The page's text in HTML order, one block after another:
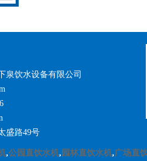
泉饮水设备有限公司
盛路49号
,公园直饮水机, 园林直饮水机,广场直